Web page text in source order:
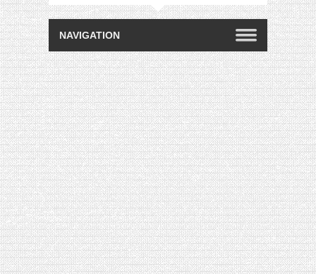
[VIDÉO] QUITOQUE #10 : MEAL PREP &
CONVIVIALITÉ
[VIDÉO] UNBOXING : LES MY LITTLE &
BIOTYFULL BOX DU MOIS D’AVRIL 2024
FEAT. AKILA
[VIDÉO] OBJECTIF POIDS SANTÉ #67 : L’AVIS
DES AUTRES, CE N’EST QUE LA VIE DES
AUTRES
[VIDÉO] UNBOXING : LES MY LITTLE &
BIOTYFULL BOX DES MOIS DE FÉVRIER ET
MARS 2024 FEAT. AKILA
[VIDÉO] LA SÉLECTION DU MOIS
#JANVIER2024
[VIDÉO] HELLOFRESH #34 : IDÉES
RECETTES RISOTTO